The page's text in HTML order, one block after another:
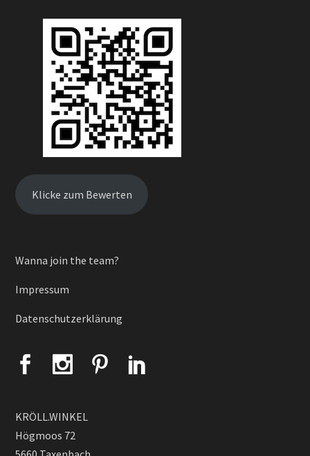
Klicke zum Bewerten
Wanna join the team?
Impressum
Datenschutzerklärung
KRÖLL.WINKEL
Högmoos 72